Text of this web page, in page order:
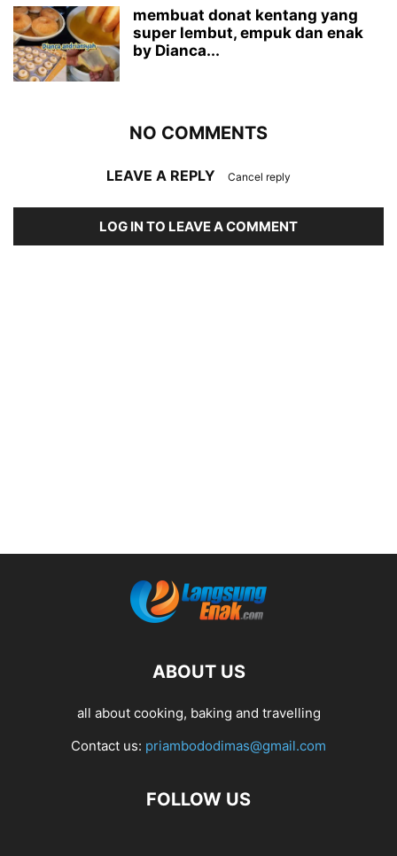
membuat donat kentang yang
super lembut, empuk dan enak
by Dianca...
NO COMMENTS
LEAVE A REPLY Cancel reply
LOG IN TO LEAVE A COMMENT
ABOUT US
all about cooking, baking and travelling
Contact us: priambododimas@gmail.com
FOLLOW US